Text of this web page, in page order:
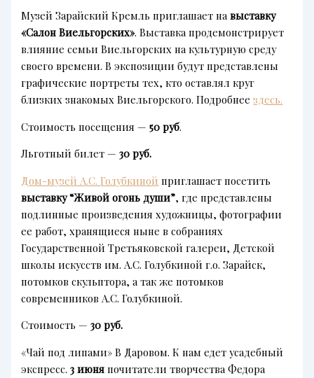
Музей Зарайский Кремль приглашает навыставку
«Салон Виельгорских». Выставка продемонстрирует
влияние семьи Виельгорских на культурную среду
своего времени. В экспозиции будут представлены
графические портреты тех, кто оставлял круг
близких знакомых Виельгорского. Подробнеездесь.
Стоимость посещения —50 руб.
Льготный билет —30 руб.
Дом-музей А.С.Голубкиной приглашает посетить
выставку “Живой огонь души”, где представлены
подлинные произведения художницы, фотографии
ее работ, хранящиеся ныне в собраниях
Государственной Третьяковской галереи, Детской
школы искусств им. А.С. Голубкиной г.о. Зарайск,
потомков скульптора, а так же потомков
современников А.С. Голубкиной.
Стоимость — 30 руб.
«Чай под липами» В Даровом. К нам едет усадебный
экспресс. 3 июня почитатели творчества Федора